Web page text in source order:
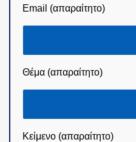
Email (απαραίτητο)
Θέμα (απαραίτητο)
Κείμενο (απαραίτητο)